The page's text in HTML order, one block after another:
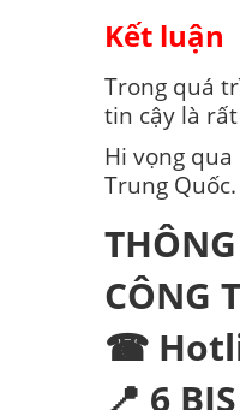
Kết luận
Trong quá
tin cậy là
Hi vọng
Trung Quốc.
CÔNG
☎
📍 6